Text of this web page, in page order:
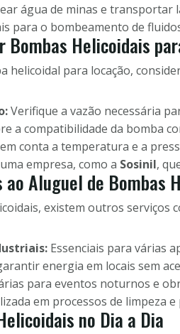
água de minas e transportar
para o bombeamento de
Bombas Helicoidais
helicoidal para locação,
Verifique a vazão necessária
a compatibilidade da bomba
conta a temperatura e a
empresa, como a Sosinil,
Aluguel de Bombas
existem outros serviços
Essenciais para várias
energia em locais sem
para eventos noturnos e
em processos de limpeza
no Dia a Dia